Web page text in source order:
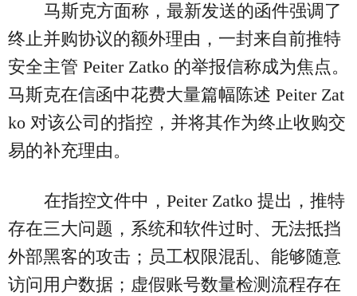
马斯克方面称，最新发送的函件强调了
终止并购协议的额外理由，一封来自前推特
安全主管 Peiter Zatko 的举报信称成为焦点。
马斯克在信函中花费大量篇幅陈述 Peiter Zat
ko 对该公司的指控，并将其作为终止收购交
易的补充理由。
在指控文件中，Peiter Zatko 提出，推特
存在三大问题，系统和软件过时、无法抵挡
外部黑客的攻击；员工权限混乱、能够随意
访问用户数据；虚假账号数量检测流程存在